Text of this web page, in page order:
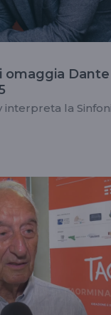
omaggia
interpreta la